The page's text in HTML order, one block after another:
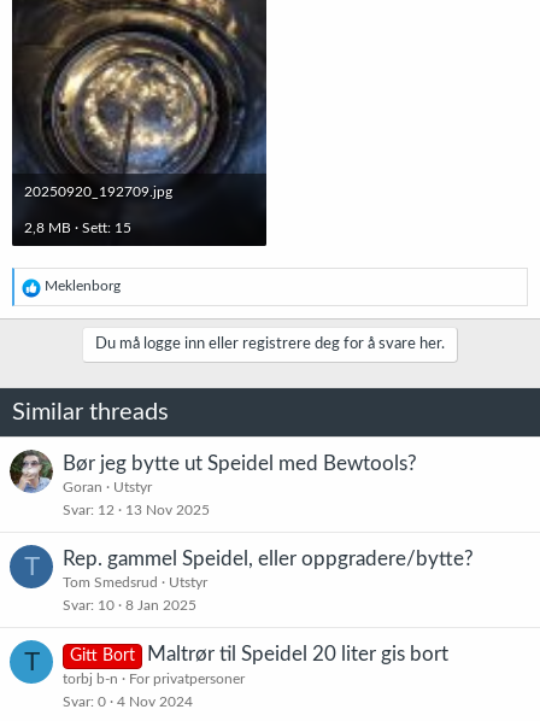
20250920_192709.jpg
2,8 MB · Sett: 15
R
e
a
n
e
r
:
Meklenborg
Du må logge inn eller registrere deg for å svare her.
Similar threads
Bør jeg bytte ut Speidel med Bewtools?
Goran
Utstyr
Svar 12 13 Nov 2025
T Rep. gammel Speidel, eller oppgradere/bytte?
Tom Smedsrud
Utstyr
Svar 10 8 Jan 2025
T Gitt Bort Maltrør til Speidel 20 liter gis bort
torbj b-n
For privatpersoner
Svar 0 4 Nov 2024